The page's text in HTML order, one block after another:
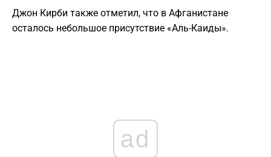
Джон Кирби также отметил, что в Афганистане
осталось небольшое присутствие «Аль-Каиды».
ad